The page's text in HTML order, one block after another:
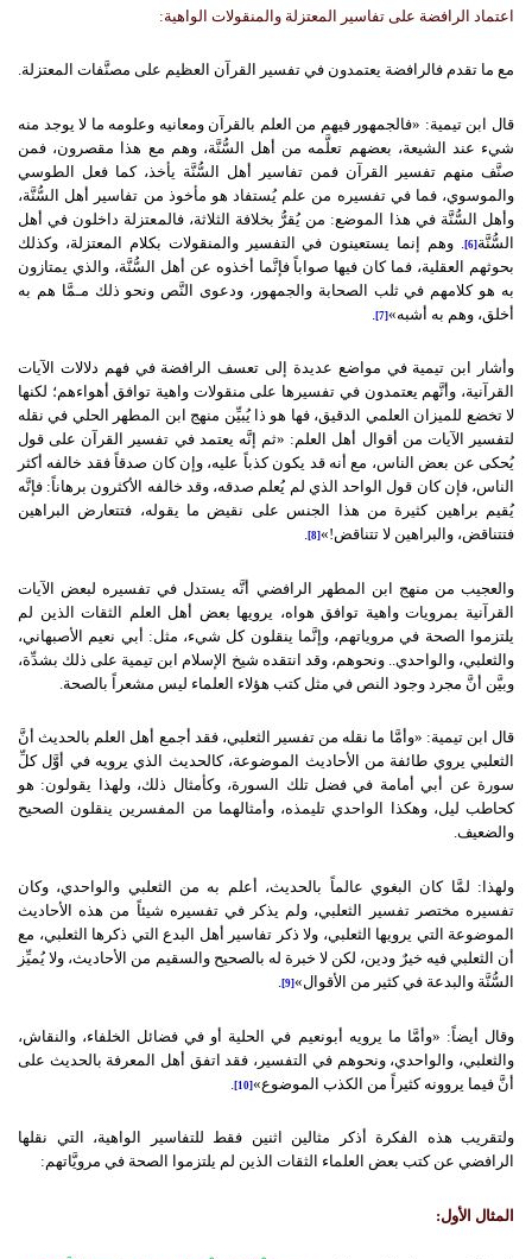
اعتماد الرافضة على تفاسير المعتزلة والمنقولات الواهية:
مع ما تقدم فالرافضة يعتمدون في تفسير القرآن العظيم على مصنَّفات المعتزلة.
قال ابن تيمية: «فالجمهور فيهم من العلم بالقرآن ومعانيه وعلومه ما لا يوجد منه
شيء عند الشيعة، بعضهم تعلَّمه من أهل السُّنَّة، وهم مع هذا مقصرون، فمن
صنَّف منهم تفسير القرآن فمن تفاسير أهل السُّنَّة يأخذ، كما فعل الطوسي
والموسوي، فما في تفسيره من علم يُستفاد هو مأخوذ من تفاسير أهل السُّنَّة،
وأهل السُّنَّة في هذا الموضع: من يُقرُّ بخلافة الثلاثة، فالمعتزلة داخلون في أهل
السُّنَّة [6]
. وهم إنما يستعينون في التفسير والمنقولات بكلام المعتزلة، وكذلك
بحوثهم العقلية، فما كان فيها صواباً فإنَّما أخذوه عن أهل السُّنَّة، والذي يمتازون
به هو كلامهم في ثلب الصحابة والجمهور، ودعوى النَّص ونحو ذلك مـمَّا هم به
أخلق، وهم به أشبه»[7]
وأشار ابن تيمية في مواضع عديدة إلى تعسف الرافضة في فهم دلالات الآيات
القرآنية، وأنَّهم يعتمدون في تفسيرها على منقولات واهية توافق أهواءهم؛ لكنها
لا تخضع للميزان العلمي الدقيق، فها هو ذا يُبيِّن منهج ابن المطهر الحلي في نقله
لتفسير الآيات من أقوال أهل العلم: «ثم إنَّه يعتمد في تفسير القرآن على قول
يُحكى عن بعض الناس، مع أنه قد يكون كذباً عليه، وإن كان صدقاً فقد خالفه أكثر
الناس، فإن كان قول الواحد الذي لم يُعلم صدقه، وقد خالفه الأكثرون برهاناً: فإنَّه
يُقيم براهين كثيرة من هذا الجنس على نقيض ما يقوله، فتتعارض البراهين
فتتناقض، والبراهين لا تتناقض!»[8]
.
والعجيب من منهج ابن المطهر الرافضي أنَّه يستدل في تفسيره لبعض الآيات
القرآنية بمرويات واهية توافق هواه، يرويها بعض أهل العلم الثقات الذين لم
يلتزموا الصحة في مروياتهم، وإنَّما ينقلون كل شيء، مثل: أبي نعيم الأصبهاني،
والثعلبي، والواحدي.. ونحوهم، وقد انتقده شيخ الإسلام ابن تيمية على ذلك بشدِّة،
وبيَّن أنَّ مجرد وجود النص في مثل كتب هؤلاء العلماء ليس مشعراً بالصحة.
قال ابن تيمية: «وأمَّا ما نقله من تفسير الثعلبي، فقد أجمع أهل العلم بالحديث أنَّ
الثعلبي يروي طائفة من الأحاديث الموضوعة، كالحديث الذي يرويه في أوَّل كلِّ
سورة عن أبي أمامة في فضل تلك السورة، وكأمثال ذلك، ولهذا يقولون: هو
كحاطب ليل، وهكذا الواحدي تليمذه، وأمثالهما من المفسرين ينقلون الصحيح
والضعيف.
ولهذا: لمَّا كان البغوي عالماً بالحديث، أعلم به من الثعلبي والواحدي، وكان
تفسيره مختصر تفسير الثعلبي، ولم يذكر في تفسيره شيئاً من هذه الأحاديث
الموضوعة التي يرويها الثعلبي، ولا ذكر تفاسير أهل البدع التي ذكرها الثعلبي، مع
أن الثعلبي فيه خيرٌ ودين، لكن لا خبرة له بالصحيح والسقيم من الأحاديث، ولا يُميِّز
السُّنَّة والبدعة في كثير من الأقوال»[9]
.
وقال أيضاً: «وأمَّا ما يرويه أبونعيم في الحلية أو في فضائل الخلفاء، والنقاش،
والثعلبي، والواحدي، ونحوهم في التفسير، فقد اتفق أهل المعرفة بالحديث على
أنَّ فيما يروونه كثيراً من الكذب الموضوع»[10]
ولتقريب هذه الفكرة أذكر مثالين اثنين فقط للتفاسير الواهية، التي نقلها
الرافضي عن كتب بعض العلماء الثقات الذين لم يلتزموا الصحة في مرويَّاتهم:
المثال الأول: